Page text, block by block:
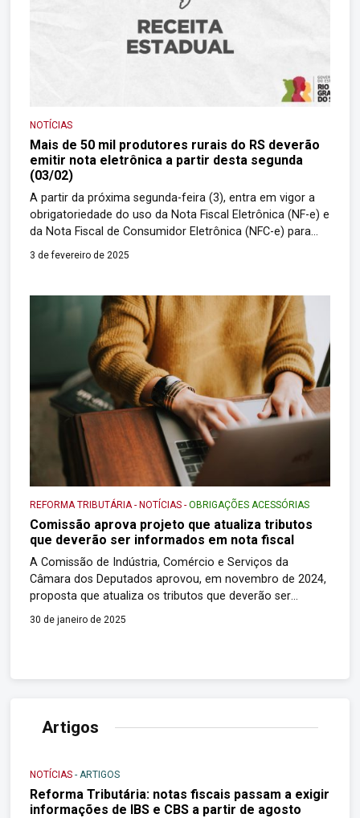
NOTÍCIAS
Mais de 50 mil produtores rurais do RS deverão
emitir nota eletrônica a partir desta segunda
(03/02)
A partir da próxima segunda-feira (3), entra em vigor a
obrigatoriedade do uso da Nota Fiscal Eletrônica (NF-e) e
da Nota Fiscal de Consumidor Eletrônica (NFC-e) para
uma nova parcela de produtores rurais no Rio Grande do
abrange cerca […]
3 de fevereiro de 2025
REFORMA TRIBUTÁRIA -NOTÍCIAS -OBRIGAÇÕES ACESSÓRIAS
Comissão aprova projeto que atualiza tributos
que deverão ser informados em nota fiscal
A Comissão de Indústria, Comércio e Serviços da
Câmara dos Deputados aprovou, em novembro de 2024,
proposta que atualiza os tributos que deverão ser
informados na nota fiscal de venda de mercadorias e
serviços. O texto altera a Lei 12.741/12, que determina
30 de janeiro de 2025
Artigos
NOTÍCIAS - ARTIGOS
Reforma Tributária: notas fiscais passam a exigir
informações de IBS e CBS a partir de agosto